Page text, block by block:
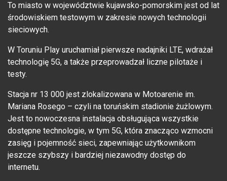
To miasto w województwie kujawsko-pomorskim jest od lat
środowiskiem testowym w zakresie nowych technologii
sieciowych.
W Toruniu Play uruchamiał pierwsze nadajniki LTE, wdrażał
technologię 5G, a także przeprowadzał liczne pilotaże i
testy.
Stacja nr 13 000 jest zlokalizowana w Motoarenie im.
Mariana Rosego – czyli na toruńskim stadionie żużlowym.
Jest to nowoczesna instalacja obsługująca wszystkie
dostępne technologie, w tym 5G, która znacząco wzmocni
zasięg i pojemność sieci, zapewniając użytkownikom
jeszcze szybszy i bardziej niezawodny dostęp do
internetu.